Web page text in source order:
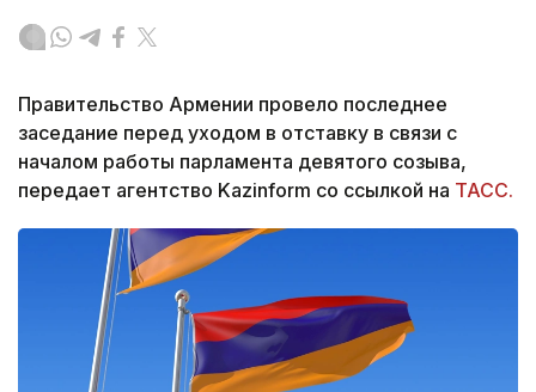
Правительство Армении провело последнее
заседание перед уходом в отставку в связи с
началом работы парламента девятого созыва,
передает агентство Kazinform со ссылкой на ТАСС.